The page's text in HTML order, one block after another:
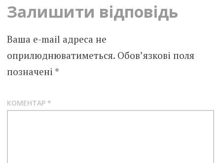
Залишити відповідь
Ваша e-mail адреса не
оприлюднюватиметься. Обов’язкові поля
позначені *
КОМЕНТАР *